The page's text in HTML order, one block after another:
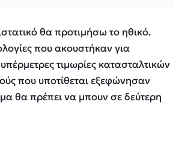
θα προτιμήσω το ηθικό.
που ακουστήκαν για
τιμωρίες κατασταλτικών
που υποτίθεται εξεφώνησαν
θα πρέπει να μπουν σε δεύτερη